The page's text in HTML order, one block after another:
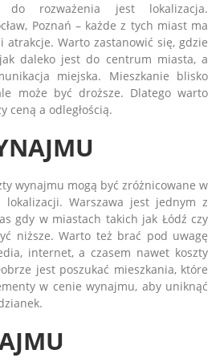
do rozważenia jest lokalizacja.
Poznań – każde z tych miast ma
atrakcje. Warto zastanowić się, gdzie
daleko jest do centrum miasta, a
miejska. Mieszkanie blisko
może być droższe. Dlatego warto
ceną a odległością.
wynajmu mogą być zróżnicowane w
Warszawa jest jednym z
gdy w miastach takich jak Łódź czy
niższe. Warto też brać pod uwagę
internet, a czasem nawet koszty
jest poszukać mieszkania, które
w cenie wynajmu, aby uniknąć